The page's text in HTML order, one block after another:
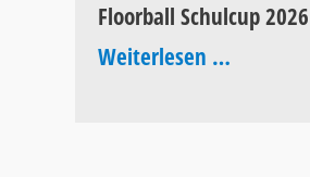
Pop
2026
Floorball Schulcup 2026
Weiterlesen …Floorball